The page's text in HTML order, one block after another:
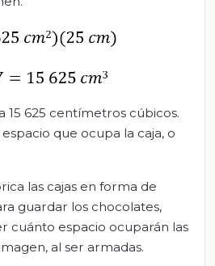
15 625 centímetros cúbicos.
que ocupa la caja, o
las cajas en forma de
guardar los chocolates,
cuánto espacio ocuparán las
al ser armadas.